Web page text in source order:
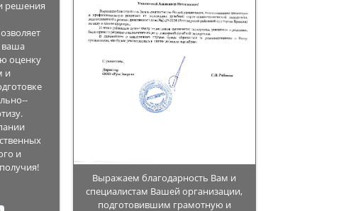
решения
ваша
оценку
и
и
Выражаем благодарность Вам и
специалистам Вашей организации,
подготовившим грамотную и